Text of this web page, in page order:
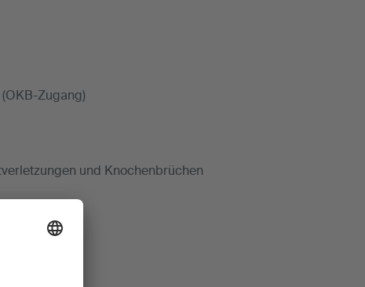
Zugang)
und Knochenbrüchen